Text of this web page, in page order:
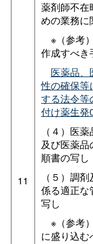
11
薬剤師不在
めの業務に
※（参考
作成すべき
医薬品、
性の確保等
する法令等
付け薬生発
（４）医
及び医薬
順書の写し
（５）調
係る適正な
写し
※（参考
に盛り込む